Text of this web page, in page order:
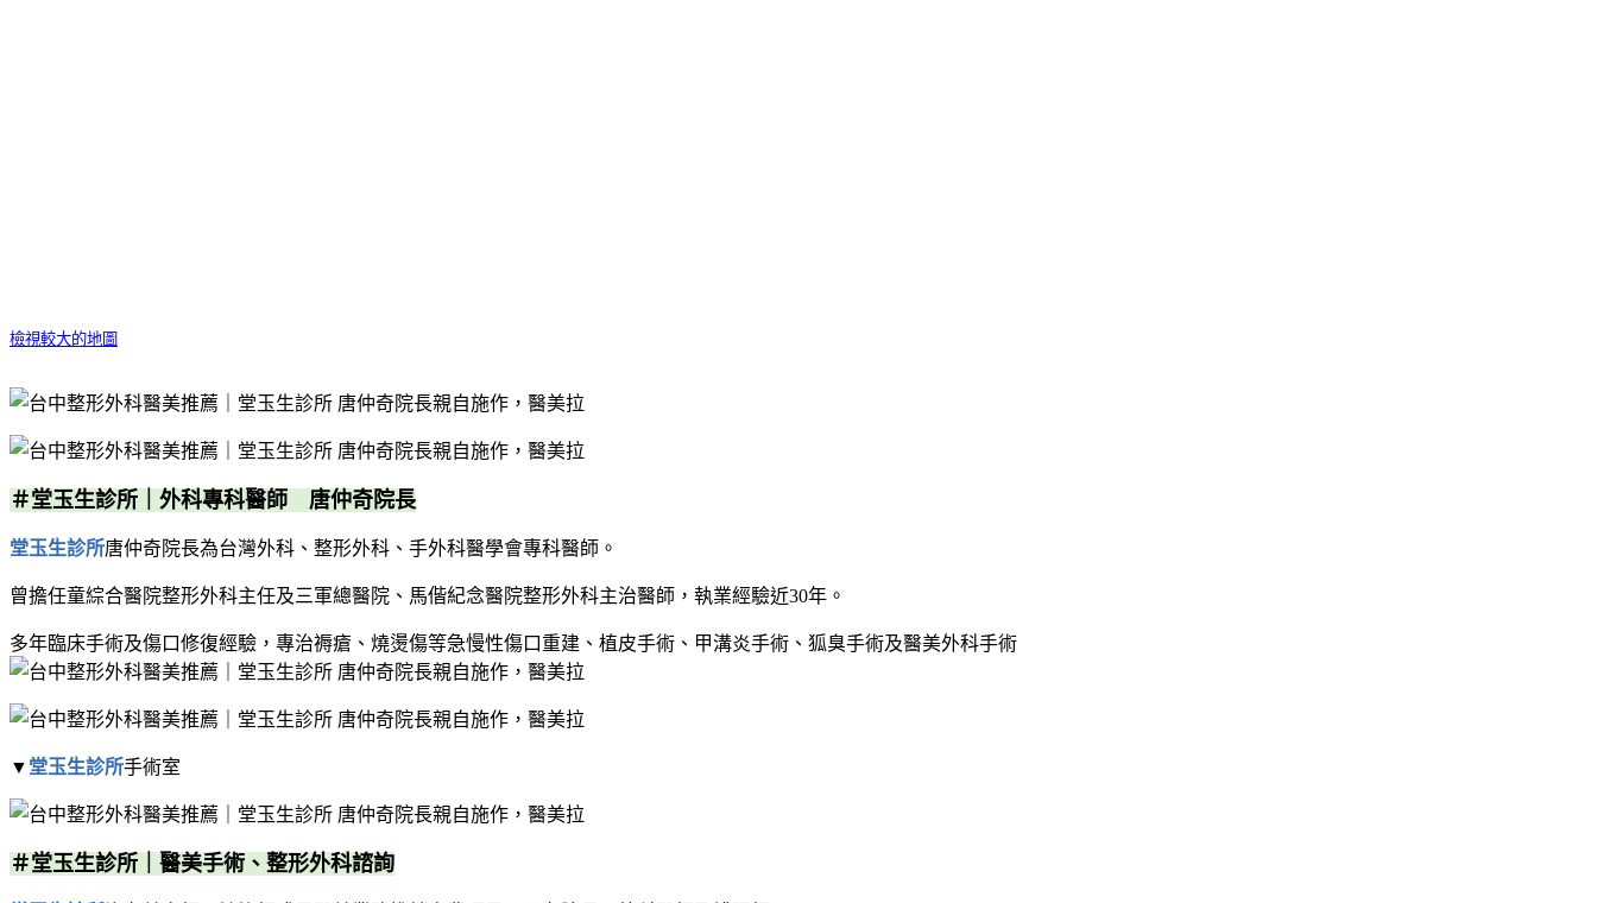
檢視較大的地圖
＃堂玉生診所｜外科專科醫師 唐仲奇院長
堂玉生診所唐仲奇院長為台灣外科、整形外科、手外科醫學會專科醫師。
曾擔任童綜合醫院整形外科主任及三軍總醫院、馬偕紀念醫院整形外科主治醫師，執業經驗近30年。
多年臨床手術及傷口修復經驗，專治褥瘡、燒燙傷等急慢性傷口重建、植皮手術、甲溝炎手術、狐臭手術及醫美外科手術
▼ 堂玉生診所手術室
＃堂玉生診所｜醫美手術、整形外科諮詢